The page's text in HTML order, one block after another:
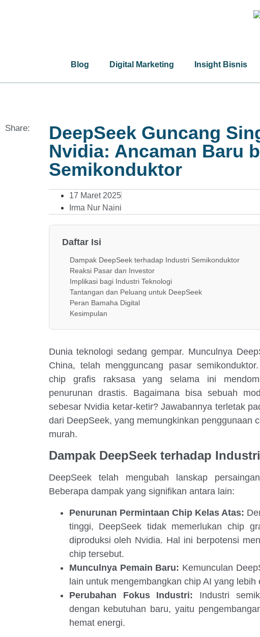
Blog Digital Marketing Insight Bisnis
Share:
DeepSeek Guncang
Nvidia: Ancaman Baru
Semikonduktor
17 Maret 2025
Irma Nur Naini
Daftar Isi
Dampak DeepSeek terhadap Industri Semikonduktor
Reaksi Pasar dan Investor
Implikasi bagi Industri Teknologi
Tantangan dan Peluang untuk DeepSeek
Peran Bamaha Digital
Kesimpulan
Dunia teknologi sedang gempar. Munculnya
China, telah mengguncang pasar
chip grafis raksasa yang selama ini
penurunan drastis. Bagaimana bisa sebuah
sebesar Nvidia ketar-ketir? Jawabannya terletak
dari DeepSeek, yang memungkinkan penggunaan
murah.
Dampak DeepSeek terhadap
DeepSeek telah mengubah lanskap
Beberapa dampak yang signifikan antara lain:
Penurunan Permintaan Chip Kelas Atas:
tinggi, DeepSeek tidak memerlukan chip
diproduksi oleh Nvidia. Hal ini berpotensi
chip tersebut.
Munculnya Pemain Baru: Kemunculan
lain untuk mengembangkan chip AI yang lebih
Perubahan Fokus Industri: Industri
dengan kebutuhan baru, yaitu
hemat energi.